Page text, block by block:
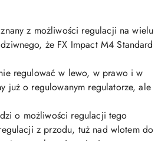
znany z możliwości regulacji na wielu
że FX Impact M4 Standard
regulować w lewo, w prawo i w
już o regulowanym regulatorze, ale
o możliwości regulacji tego
z przodu, tuż nad wlotem do